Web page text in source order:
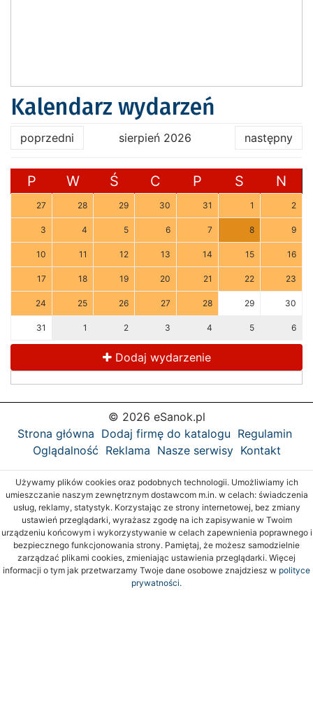
Kalendarz wydarzeń
poprzedni sierpień 2026 następny
P W Ś C P S N
27 28 29 30 31 1 2
3 4 5 6 7 8 9
10 11 12 13 14 15 16
17 18 19 20 21 22 23
24 25 26 27 28 29 30
31 1 2 3 4 5 6
Dodaj wydarzenie
© 2026 eSanok.pl
Strona główna Dodaj firmę do katalogu Regulamin
Oglądalność Reklama Nasze serwisy Kontakt
Używamy plików cookies oraz podobnych technologii. Umożliwiamy ich
umieszczanie naszym zewnętrznym dostawcom m.in. w celach: świadczenia
usług, reklamy, statystyk. Korzystając ze strony internetowej, bez zmiany
ustawień przeglądarki, wyrażasz zgodę na ich zapisywanie w Twoim
urządzeniu końcowym i wykorzystywanie w celach zapewnienia poprawnego i
bezpiecznego funkcjonowania strony. Pamiętaj, że możesz samodzielnie
zarządzać plikami cookies, zmieniając ustawienia przeglądarki. Więcej
informacji o tym jak przetwarzamy Twoje dane osobowe znajdziesz w polityce
prywatności.